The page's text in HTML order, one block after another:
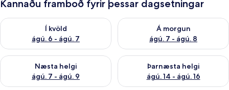
Kannaðu framboð fyrir þessar dagsetningar
Í kvöld
ágú. 6 - ágú. 7
Athuga framboð í kvöld ágú. 6 - ágú. 7
Á morgun
ágú. 7 - ágú. 8
Athuga framboð á morgun
Næsta helgi
ágú. 7 - ágú. 9
Athuga framboð næstu helgi ágú. 7 - ágú. 9
Þarnæsta helgi
ágú. 14 - ágú. 16
Athuga framboð þarnæstu